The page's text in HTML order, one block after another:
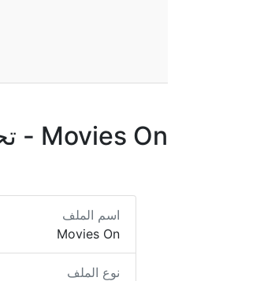
Movies On - تحميل
اسم الملف
Movies On
نوع الملف